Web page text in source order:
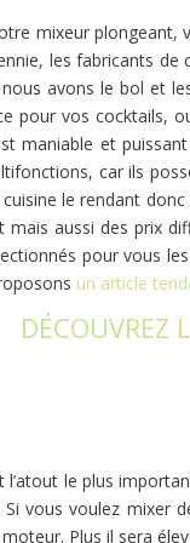
mixeur plongeant,
les fabricants
avons le bol et
pour vos cocktails,
maniable et
car ils
le rendant
mais aussi des prix
pour vous
un article
DÉCOUVREZ
le plus
vous voulez mixer
Plus il sera